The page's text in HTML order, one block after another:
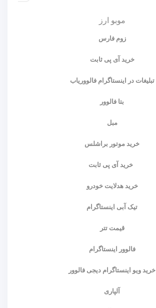
موبو ارز
زوم فارس
خرید آی پی ثابت
تبلیغات در اینستاگرام فالووریاب
بتا فالوور
مبل
خرید موتور براشلس
خرید آی پی ثابت
خرید هدلایت خودرو
تیک آبی اینستاگرام
قیمت تتر
فالوور اینستاگرام
خرید ویو اینستاگرام دیجی فالوور
آلپاری